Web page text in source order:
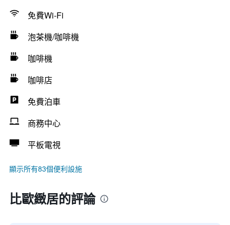
免費Wi-Fi
泡茶機/咖啡機
咖啡機
咖啡店
免費泊車
商務中心
平板電視
顯示所有83個便利設施
比歐緻居的評論